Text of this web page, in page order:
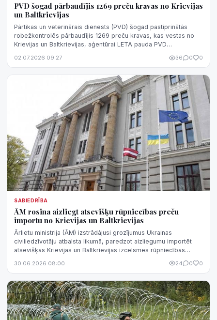
PVD šogad pārbaudījis 1269 preču kravas no Krievijas
un Baltkrievijas
Pārtikas un veterinārais dienests (PVD) šogad pastiprinātās
robežkontrolēs pārbaudījis 1269 preču kravas, kas vestas no
Krievijas un Baltkrievijas, aģentūrai LETA pauda PVD
02.07.2026 09:27 36 0 0
SABIEDRĪBA
ĀM rosina aizliegt atsevišķu rūpniecības preču
importu no Krievijas un Baltkrievijas
Ārlietu ministrija (ĀM) izstrādājusi grozījumus Ukrainas
civiliedzīvotāju atbalsta likumā, paredzot aizliegumu importēt
atsevišķas Krievijas un Baltkrievijas izcelsmes rūpniecības
30.06.2026 08:00 24 0 0